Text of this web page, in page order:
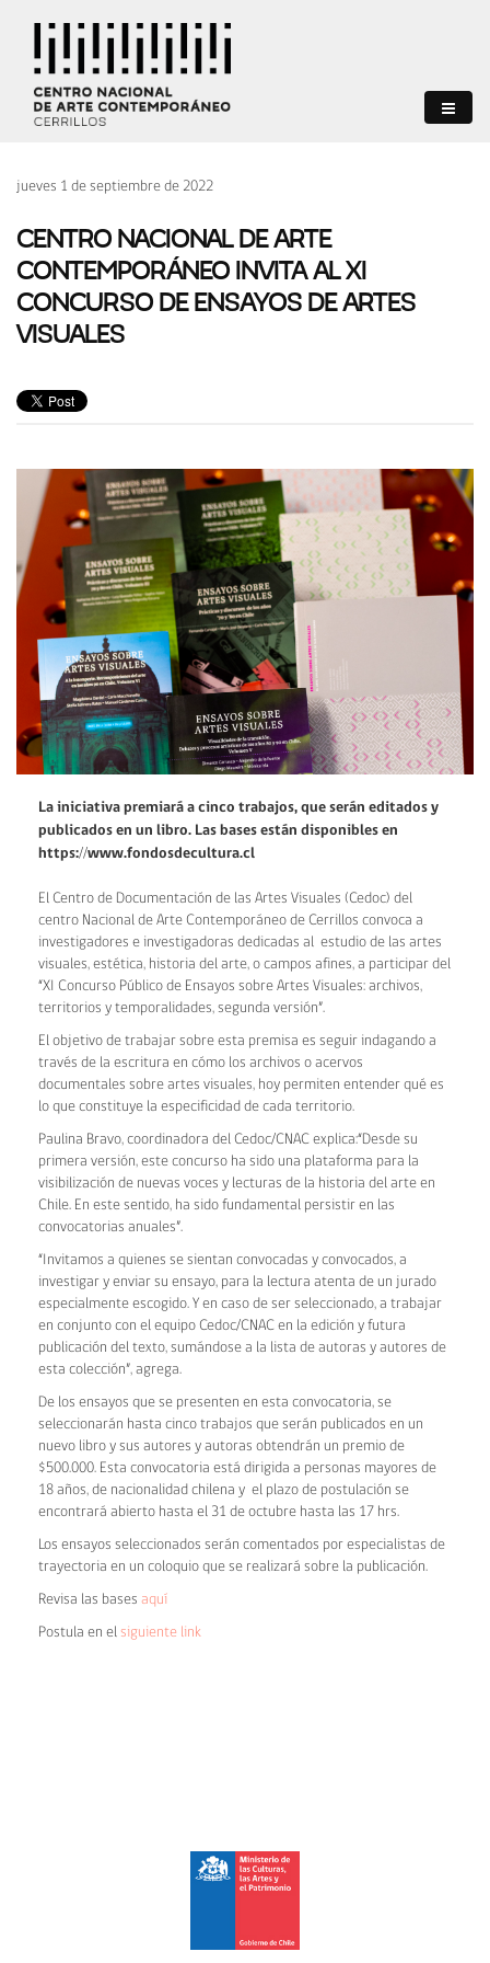
jueves 1 de septiembre de 2022
CENTRO NACIONAL DE ARTE
CONTEMPORÁNEO INVITA AL XI
CONCURSO DE ENSAYOS DE ARTES
VISUALES
La iniciativa premiará a cinco trabajos, que serán editados y
publicados en un libro. Las bases están disponibles en
https://www.fondosdecultura.cl
El Centro de Documentación de las Artes Visuales (Cedoc) del
centro Nacional de Arte Contemporáneo de Cerrillos convoca a
investigadores e investigadoras dedicadas al estudio de las artes
visuales, estética, historia del arte, o campos afines, a participar del
“XI Concurso Público de Ensayos sobre Artes Visuales: archivos,
territorios y temporalidades, segunda versión”.
El objetivo de trabajar sobre esta premisa es seguir indagando a
través de la escritura en cómo los archivos o acervos
documentales sobre artes visuales, hoy permiten entender qué es
lo que constituye la especificidad de cada territorio.
Paulina Bravo, coordinadora del Cedoc/CNAC explica:“Desde su
primera versión, este concurso ha sido una plataforma para la
visibilización de nuevas voces y lecturas de la historia del arte en
Chile. En este sentido, ha sido fundamental persistir en las
convocatorias anuales”.
“Invitamos a quienes se sientan convocadas y convocados, a
investigar y enviar su ensayo, para la lectura atenta de un jurado
especialmente escogido. Y en caso de ser seleccionado, a trabajar
en conjunto con el equipo Cedoc/CNAC en la edición y futura
publicación del texto, sumándose a la lista de autoras y autores de
esta colección”, agrega.
De los ensayos que se presenten en esta convocatoria, se
seleccionarán hasta cinco trabajos que serán publicados en un
nuevo libro y sus autores y autoras obtendrán un premio de
$500.000. Esta convocatoria está dirigida a personas mayores de
18 años, de nacionalidad chilena y el plazo de postulación se
encontrará abierto hasta el 31 de octubre hasta las 17 hrs.
Los ensayos seleccionados serán comentados por especialistas de
trayectoria en un coloquio que se realizará sobre la publicación.
Revisa las bases aquí
Postula en el siguiente link